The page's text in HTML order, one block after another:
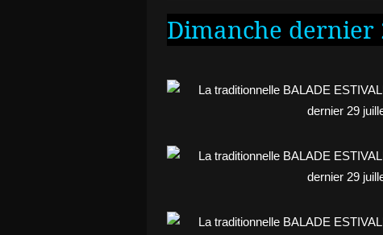
Dimanche dernier